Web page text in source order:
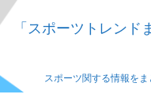
「スポーツトレン
スポーツ関する情報を